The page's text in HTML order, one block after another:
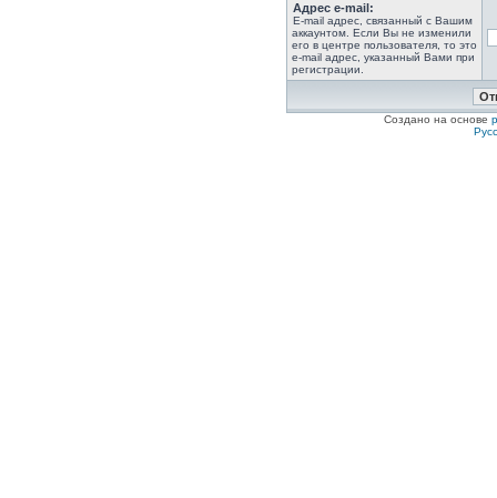
Адрес e-mail:
E-mail адрес, связанный с Вашим
аккаунтом. Если Вы не изменили
его в центре пользователя, то это
e-mail адрес, указанный Вами при
регистрации.
Создано на основе